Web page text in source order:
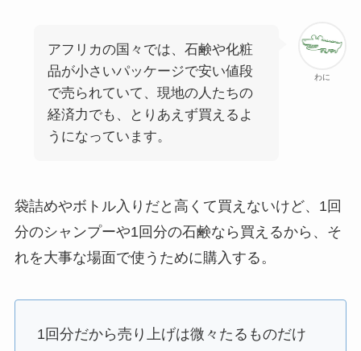
わに
アフリカの国々では、石鹸や化粧
品が小さいパッケージで安い値段
で売られていて、現地の人たちの
経済力でも、とりあえず買えるよ
うになっています。
袋詰めやボトル入りだと高くて買えないけど、1回
分のシャンプーや1回分の石鹸なら買えるから、そ
れを大事な場面で使うために購入する。
1回分だから売り上げは微々たるものだけ